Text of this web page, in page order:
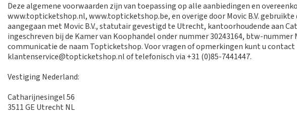
Deze algemene voorwaarden zijn van toepassing op alle aanbiedingen en
www.topticketshop.nl, www.topticketshop.be, en overige door Movic B.V.
aangegaan met Movic B.V., statutair gevestigd te Utrecht, kantoorhoudende aan
ingeschreven bij de Kamer van Koophandel onder nummer 30243164, btw-nummer
communicatie de naam Topticketshop. Voor vragen of opmerkingen kunt u
klantenservice@topticketshop.nl of telefonisch via +31 (0)85-7441447.
Vestiging Nederland:
Catharijnesingel 56
3511 GE Utrecht NL